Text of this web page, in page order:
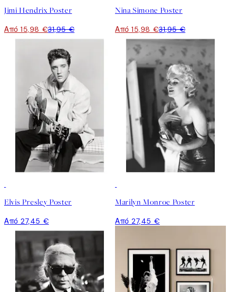
Jimi Hendrix Poster
Από 15,98 €31,95 €
Nina Simone Poster
Από 15,98 €31,95 €
Elvis Presley Poster
Από 27,45 €
Marilyn Monroe Poster
Από 27,45 €